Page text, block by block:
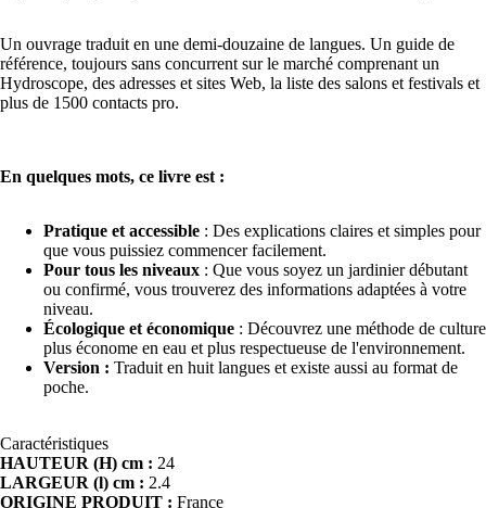
Un ouvrage traduit en une demi-douzaine de langues. Un guide de
référence, toujours sans concurrent sur le marché comprenant un
Hydroscope, des adresses et sites Web, la liste des salons et festivals et
plus de 1500 contacts pro.
En quelques mots, ce livre est :
Pratique et accessible : Des explications claires et simples pour
que vous puissiez commencer facilement.
Pour tous les niveaux : Que vous soyez un jardinier débutant
ou confirmé, vous trouverez des informations adaptées à votre
niveau.
Écologique et économique : Découvrez une méthode de culture
plus économe en eau et plus respectueuse de l'environnement.
Version : Traduit en huit langues et existe aussi au format de
poche.
Caractéristiques
HAUTEUR (H) cm : 24
LARGEUR (l) cm : 2.4
ORIGINE PRODUIT : France